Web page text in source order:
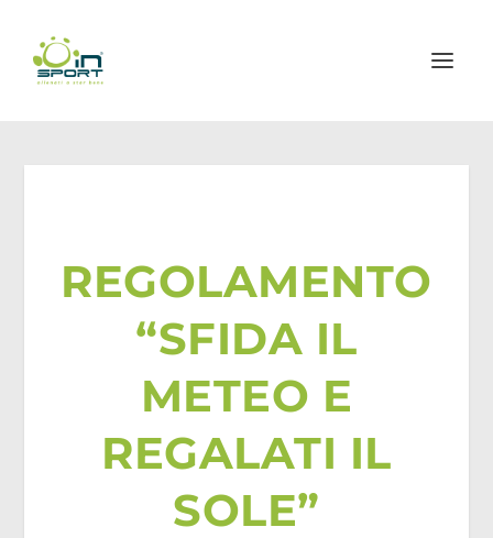
REGOLAMENTO
“SFIDA IL
METEO E
REGALATI IL
SOLE”